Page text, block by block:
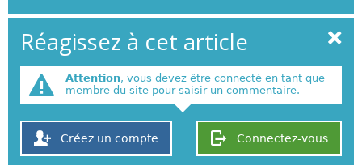
Réagissez à cet article
Attention, vous devez être connecté en tant que
membre du site pour saisir un commentaire.
Connectez-vous
Créez un compte